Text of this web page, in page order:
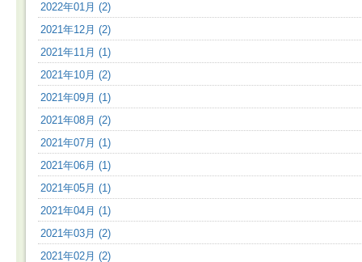
2022年01月 (2)
2021年12月 (2)
2021年11月 (1)
2021年10月 (2)
2021年09月 (1)
2021年08月 (2)
2021年07月 (1)
2021年06月 (1)
2021年05月 (1)
2021年04月 (1)
2021年03月 (2)
2021年02月 (2)